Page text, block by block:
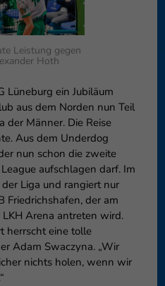
Leistung gegen
Hoth
Lüneburg ein Jubiläum
aus dem Norden nun Teil
der Männer. Die Reise
Aus dem Underdog
nun schon die zweite
aufschlagen darf. Im
Liga und rangiert nur
Friedrichshafen, der am
Arena antreten wird.
herrscht eine tolle
Adam Swaczyna. „Wir
nichts holen, wenn wir
Kategorien geben oder sich
und so nur bestimmte
Funktionen und sind für
erforderlich.
anzeigen
Media-Plattformen werden
von externen Medien akzeptiert
Inhalte keiner manuellen